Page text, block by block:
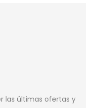
las últimas ofertas y